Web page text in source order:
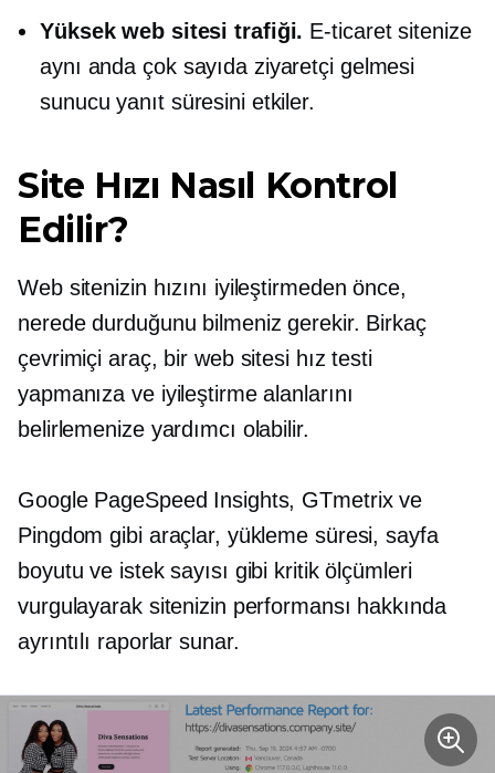
Yüksek web sitesi trafiği. E-ticaret sitenize
aynı anda çok sayıda ziyaretçi gelmesi
sunucu yanıt süresini etkiler.
Site Hızı Nasıl Kontrol
Edilir?
Web sitenizin hızını iyileştirmeden önce,
nerede durduğunu bilmeniz gerekir. Birkaç
çevrimiçi araç, bir web sitesi hız testi
yapmanıza ve iyileştirme alanlarını
belirlemenize yardımcı olabilir.
Google PageSpeed ​​Insights, GTmetrix ve
Pingdom gibi araçlar, yükleme süresi, sayfa
boyutu ve istek sayısı gibi kritik ölçümleri
vurgulayarak sitenizin performansı hakkında
ayrıntılı raporlar sunar.